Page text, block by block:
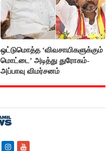
ஒட்டுமொத்த ‘விவசாயிகளுக்கும்
மொட்டை’ அடித்து துரோகம்-
அப்பாவு விமர்சனம்